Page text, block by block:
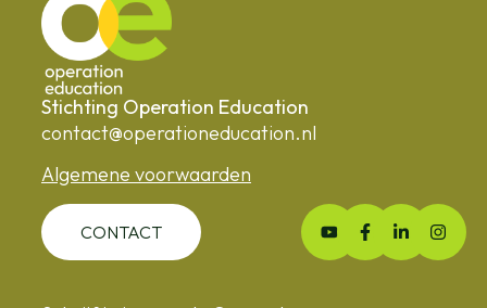
Stichting Operation Education
contact@operationeducation.nl
Algemene voorwaarden
CONTACT